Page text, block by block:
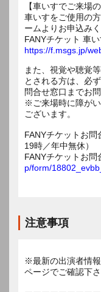
【車いすでご来場
車いすをご使用の
ームよりお申込みく
FANYチケット 車
https://f.msgs.jp/
また、視覚や聴覚
とされる方は、必
問合せ窓口までお
※ご来場時に障が
ございます。
FANYチケットお
19時／年中無休）
FANYチケットお
p/form/
注意事項
※最新の出演者情
ページでご確認下さ